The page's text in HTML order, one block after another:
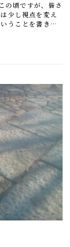
の頃ですが、皆さ
少し視点を変え
うことを書きた